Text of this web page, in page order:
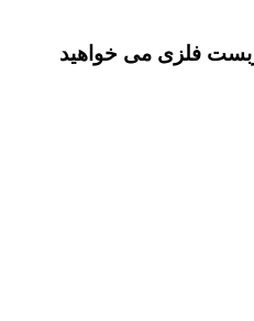
فلزی می خواهید